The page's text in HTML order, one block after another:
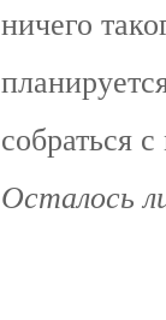
ничего
собраться
Осталось